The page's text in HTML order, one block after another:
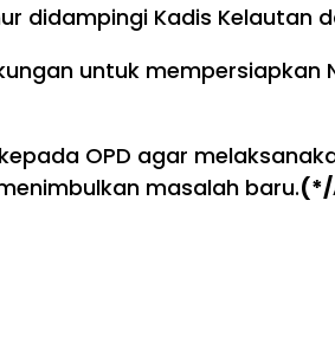
didampingi Kadis Kelautan
untuk
OPD agar
masalah baru.(*/